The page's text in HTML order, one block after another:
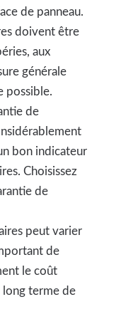
de panneau.
doivent être
aux
générale
possible.
de
bon indicateur
Choisissez
de
peut varier
de
le coût
long terme de